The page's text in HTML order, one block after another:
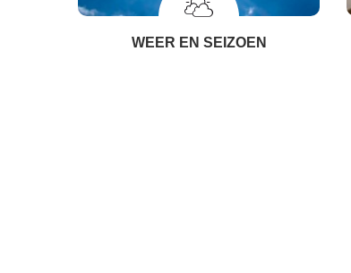
WEER EN SEIZOEN